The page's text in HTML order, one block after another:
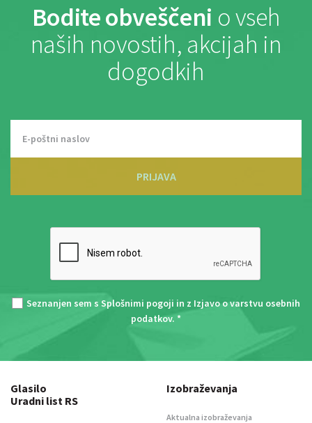
Bodite obveščeni o vseh
naših novostih, akcijah in
dogodkih
PRIJAVA
Seznanjen sem s Splošnimi pogoji in z Izjavo o varstvu osebnih
podatkov. *
Glasilo
Uradni list RS
Izobraževanja
Aktualna izobraževanja